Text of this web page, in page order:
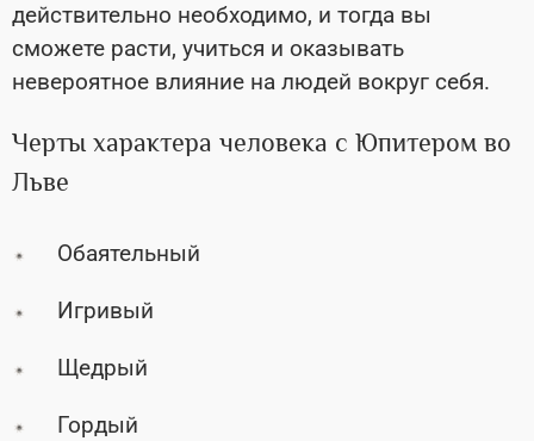
действительно необходимо, и тогда вы
сможете расти, учиться и оказывать
невероятное влияние на людей вокруг себя.
Черты характера человека с Юпитером во
Льве
Обаятельный
Игривый
Щедрый
Гордый